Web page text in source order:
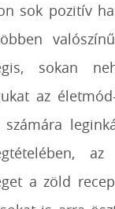
sok pozitív
sokan
az
az
a zöld